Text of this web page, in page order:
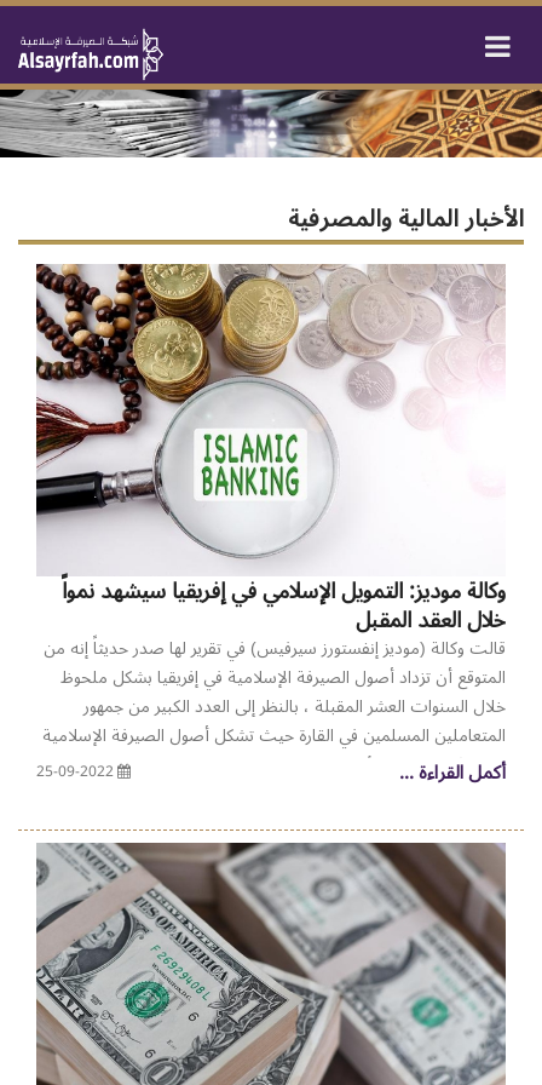
الأخبار المالية والمصرفية
وكالة موديز: التمويل الإسلامي في إفريقيا سيشهد نمواً
خلال العقد المقبل
قالت وكالة (موديز إنفستورز سيرفيس) في تقرير لها صدر حديثاً إنه من
المتوقع أن تزداد أصول الصيرفة الإسلامية في إفريقيا بشكل ملحوظ
خلال السنوات العشر المقبلة ، بالنظر إلى العدد الكبير من جمهور
المتعاملين المسلمين في القارة حيث تشكل أصول الصيرفة الإسلامية
نسبة 2٪ فقط من الأصول المصرفية العالمية المتوافقة مع الشريعة
في موديز: "هناك إمكانات هائلة للنمو في هذا القطاع ، بالنظر إلى عدد
السكان المسلمين المتزايد في إفريقيا وقاعدة الإنطلاق المنخفضة في
جوانب المعاملات في هذا الصدد". ويقدر عدد المسلمين في إفريقيا ما
يصل إلى 530 مليون نسمة ، أي حوالي 40٪ من السكان الأفارقة. وفي
شمال إفريقيا ، يزيد عدد السكان المسلمين عن 90٪ ، وهي نسبة
مقاربة من المستويات الموجودة في دول الخليج وبطريقة ما أعلى من
ماليزيا ، حيث تبلغ الأرقام حوالي 60٪. السكان الذين لا يتعاملون مع
البنوك في إفريقيا ، لا سيما أولئك الذين يختارون الإبتعاد عن النظام
التقليدي مع البنوك بسبب معتقداتهم الدينية ، فهم يمثلون مجموعة
أكمل القراءة ...